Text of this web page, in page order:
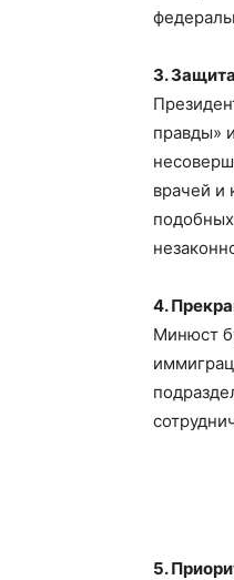
3.
правды»
врачей и
4.
Минюст
5.